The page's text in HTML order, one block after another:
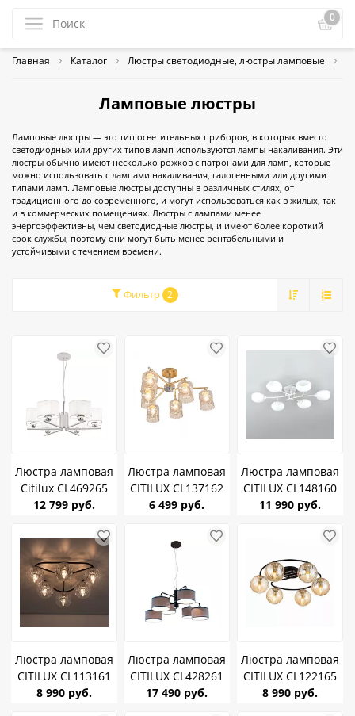
0
Главная Каталог Люстры светодиодные, люстры ламповые
Ламповые люстры
Ламповые люстры — это тип осветительных приборов, в которых вместо
светодиодных или других типов ламп используются лампы накаливания. Эти
люстры обычно имеют несколько рожков с патронами для ламп, которые
можно использовать с лампами накаливания, галогенными или другими
типами ламп. Ламповые люстры доступны в различных стилях, от
традиционного до современного, и могут использоваться как в жилых, так
и в коммерческих помещениях. Люстры с лампами менее
энергоэффективны, чем светодиодные люстры, и имеют более короткий
срок службы, поэтому они могут быть менее рентабельными и
устойчивыми с течением времени.
Фильтр 2
Люстра ламповая
Citilux CL469265
Тильда Белая с
75W *6
12 799 руб.
Люстра ламповая
CITILUX CL137162
Клод Золото E27
6 499 руб.
Люстра ламповая
CITILUX CL148160
Флорида Белый/
11 990 руб.
Люстра ламповая
CITILUX CL113161
Брабус E14 40W *6
8 990 руб.
Люстра ламповая
CITILUX CL428261
Форма Венге
17 490 руб.
Люстра ламповая
CITILUX CL122165
Эрни Черный
8 990 руб.